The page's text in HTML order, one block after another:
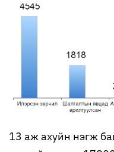
13 аж ахуйн нэгж